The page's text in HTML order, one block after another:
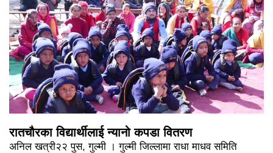
रातचौरका विद्यार्थीलाई न्यानो कपडा वितरण
अनिल खत्री२२ पुस, गुल्मी । गुल्मी जिल्लामा राधा माधव समिति